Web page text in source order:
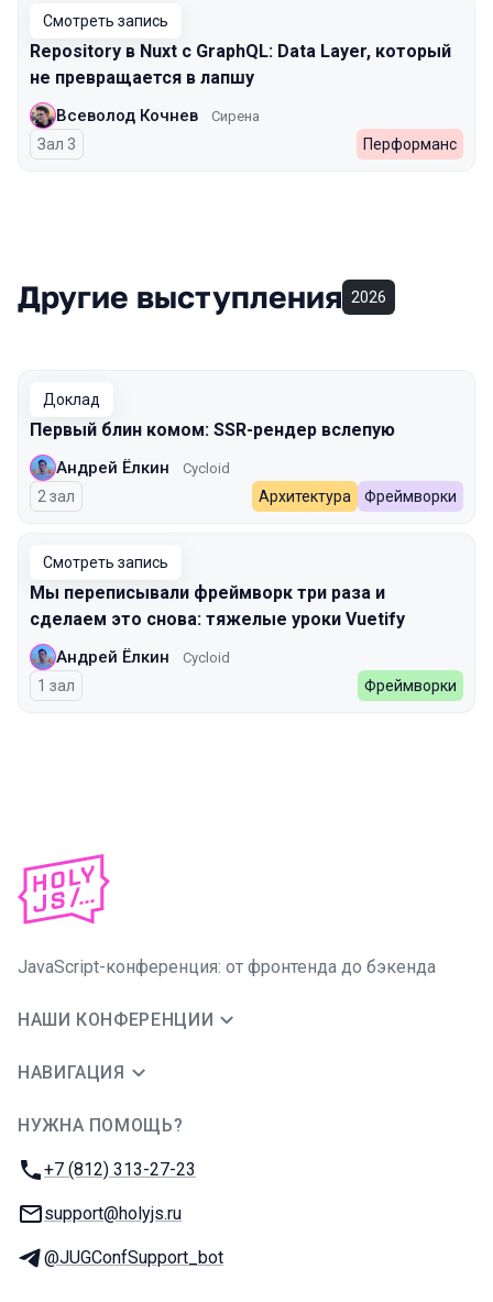
Смотреть запись
Repository в Nuxt с GraphQL: Data Layer, который
не превращается в лапшу
Всеволод Кочнев Сирена
Зал 3 Перформанс
Другие выступления 2026
Доклад
Первый блин комом: SSR-рендер вслепую
Андрей Ёлкин Cycloid
2 зал Архитектура Фреймворки
Смотреть запись
Мы переписывали фреймворк три раза и
сделаем это снова: тяжелые уроки Vuetify
Андрей Ёлкин Cycloid
1 зал Фреймворки
JavaScript-конференция: от фронтенда до бэкенда
НАШИ КОНФЕРЕНЦИИ
НАВИГАЦИЯ
НУЖНА ПОМОЩЬ?
Телефон:
+7 (812) 313-27-23
E-mail:
support@holyjs.ru
Телеграм:
@JUGConfSupport_bot